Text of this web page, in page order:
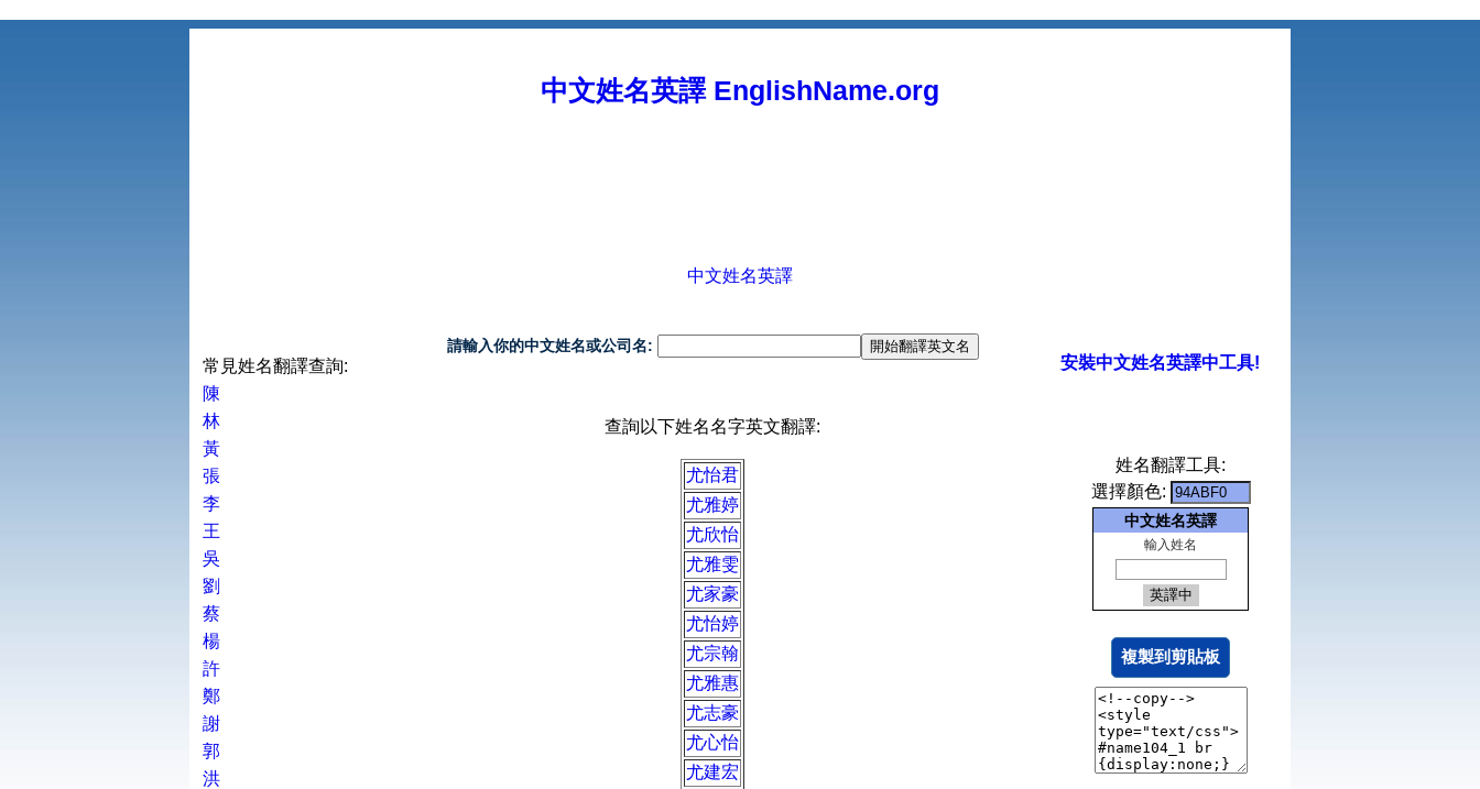
中文姓名英譯 EnglishName.org
中文姓名英譯
常見姓名翻譯查詢:
陳
林
黃
張
李
王
吳
劉
蔡
楊
許
鄭
謝
郭
洪
請輸入你的中文姓名或公司名:
查詢以下姓名名字英文翻譯:
尤怡君
尤雅婷
尤欣怡
尤雅雯
尤家豪
尤怡婷
尤宗翰
尤雅惠
尤志豪
尤心怡
尤建宏
安裝中文姓名英譯中工具!
姓名翻譯工具:
選擇顏色:
中文姓名英譯
輸入姓名
複製到剪貼板